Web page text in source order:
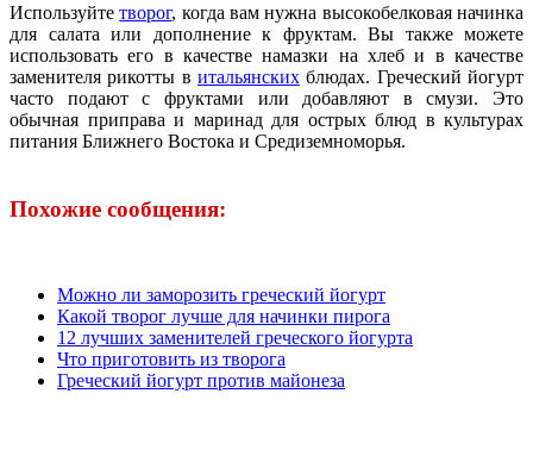
Используйтетворог, когда вам нужна высокобелковая начинка
для салата или дополнение к фруктам. Вы также можете
использовать его в качестве намазки на хлеб и в качестве
заменителя рикотты в итальянских блюдах. Греческий йогурт
часто подают с фруктами или добавляют в смузи. Это
обычная приправа и маринад для острых блюд в культурах
питания Ближнего Востока и Средиземноморья.
Похожие сообщения:
Можно ли заморозить греческий йогурт
Какой творог лучше для начинки пирога
12 лучших заменителей греческого йогурта
Что приготовить из творога
Греческий йогурт против майонеза